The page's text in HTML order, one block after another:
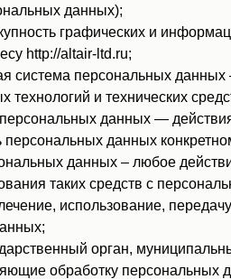
данных);
графических и
http://altair-ltd.ru;
система персональных данных
и технических
данных —
персональных данных
данных – любое
таких средств с
использование,
орган,
обработку персональных